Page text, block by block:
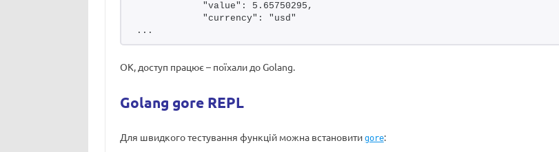
            "value": 5.65750295,
            "currency": "usd"
...
ОК, доступ працює – поїхали до Golang.
Golang gore REPL
Для швидкого тестування функцій можна встановити gore: